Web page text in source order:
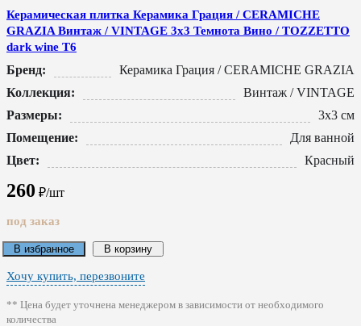
Керамическая плитка Керамика Грация / CERAMICHE
GRAZIA Винтаж / VINTAGE 3x3 Темнота Вино / TOZZETTO
dark wine T6
Бренд:
Керамика Грация / CERAMICHE GRAZIA
Коллекция:
Винтаж / VINTAGE
Размеры:
3x3 см
Помещение:
Для ванной
Цвет:
Красный
260 ₽/шт
под заказ
В избранное В корзину
Хочу купить, перезвоните
** Цена будет уточнена менеджером в зависимости от необходимого
количества